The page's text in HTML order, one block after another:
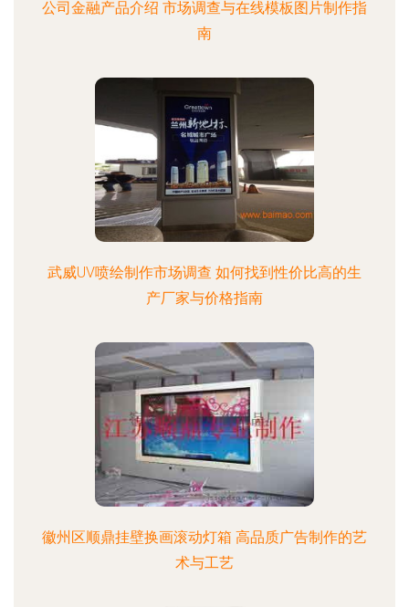
公司金融产品介绍 市场调查与在线模板图片制作指
南
武威UV喷绘制作市场调查 如何找到性价比高的生
产厂家与价格指南
徽州区顺鼎挂壁换画滚动灯箱 高品质广告制作的艺
术与工艺